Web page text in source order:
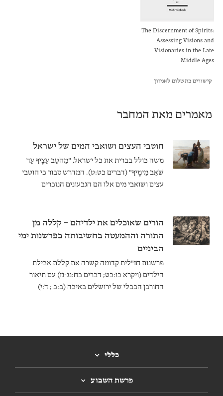
The Discernment of Spirits:
Assessing Visions and
Visionaries in the Late
Middle Ages
קישורים בתשלום לאמזון
מאמרים מאת המחבר
חוטבי העצים ושואבי המים של ישראל
משה כולל בברית את כל ישראל, "מֵחֹטֵב עֵצֶיךָ עַד
שֹׁאֵב מֵימֶיךָ" (דברים כט:ט). המדרש סבור כי חוטבי
עצים ושואבי מים אלו הם הגבעונים הנזכרים
הורים שאוכלים את ילדיהם – קללה מן
התורה וההמעטה בחשיבותה בפרשנות ימי
הביניים
פרשנות חז"לית קדומה קשרה את קללת אכילת
הילדים (ויקרא כו:כט; דברים כח:נג-נז) עם תיאור
החורבן הבבלי של ירושלים באיכה (ב:כ ; ד:י)
בהתפתחות הפרשנות הנוצרית למקרא במאה ה -12.
כללי
פרשת השבוע